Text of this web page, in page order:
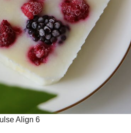
Align 6